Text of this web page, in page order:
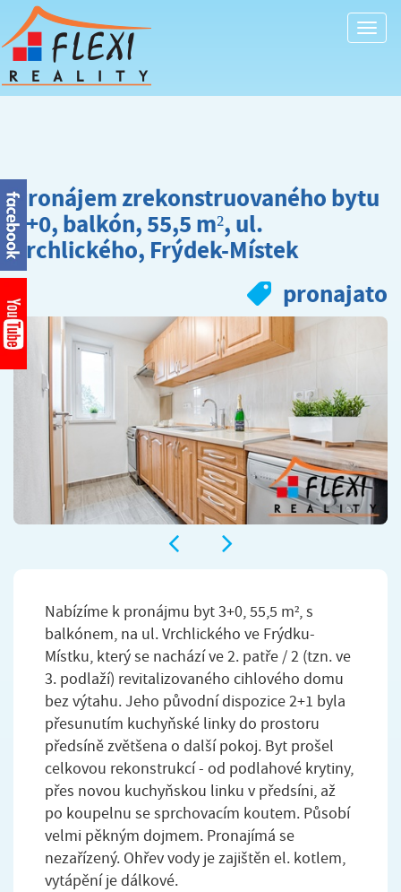
Pronájem zrekonstruovaného bytu
3+0, balkón, 55,5 m², ul.
Vrchlického, Frýdek-Místek
pronajato
Nabízíme k pronájmu byt 3+0, 55,5 m², s
balkónem, na ul. Vrchlického ve Frýdku-
Místku, který se nachází ve 2. patře / 2 (tzn. ve
3. podlaží) revitalizovaného cihlového domu
bez výtahu. Jeho původní dispozice 2+1 byla
přesunutím kuchyňské linky do prostoru
předsíně zvětšena o další pokoj. Byt prošel
celkovou rekonstrukcí - od podlahové krytiny,
přes novou kuchyňskou linku v předsíni, až
po koupelnu se sprchovacím koutem. Působí
velmi pěkným dojmem. Pronajímá se
nezařízený. Ohřev vody je zajištěn el. kotlem,
vytápění je dálkové.